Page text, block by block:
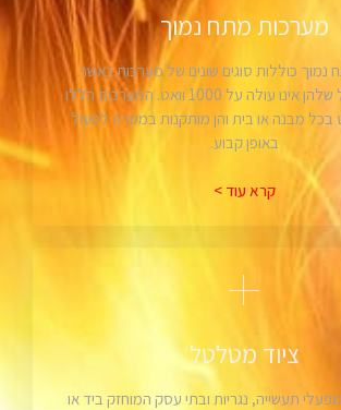
מערכות מתח נמוך
נמוך כוללות סוגים שונים של מערכות כאשר
צריכת החשמל שלהן אינו עולה על 1000 וואט. המערכות הללו
בכל מבנה או בית והן מותקנות במטרה לפעול
באופן קבוע.
קרא עוד >
ציוד מטלטל
תעשייה, נגריות ובתי עסק המוחזק ביד או